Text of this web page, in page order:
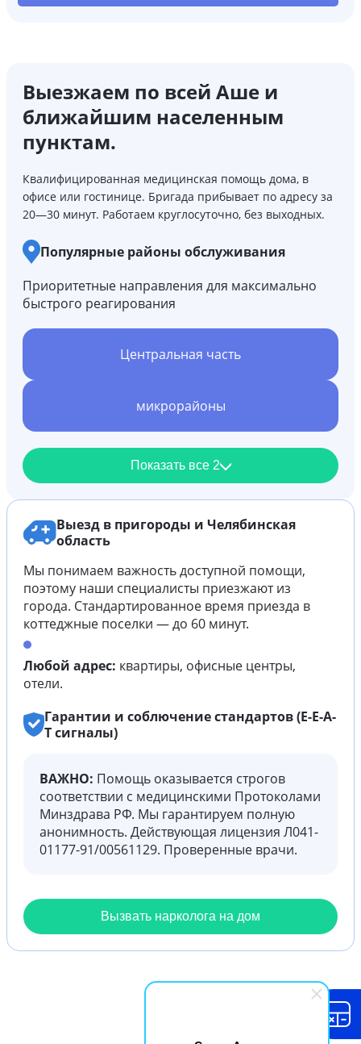
Выезжаем по всей Аше и
ближайшим населенным
пунктам.
Квалифицированная медицинская помощь дома, в
офисе или гостинице. Бригада прибывает по адресу за
20—30 минут. Работаем круглосуточно, без выходных.
Популярные районы обслуживания
Приоритетные направления для максимально
быстрого реагирования
Центральная часть
микрорайоны
Показать все 2
Выезд в пригороды и Челябинская
область
Мы понимаем важность доступной помощи,
поэтому наши специалисты приезжают из
города. Стандартированное время приезда в
коттеджные поселки — до 60 минут.
Любой адрес: квартиры, офисные центры,
отели.
Гарантии и соблючение стандартов (E-E-A-
T сигналы)
ВАЖНО: Помощь оказывается строгов
соответствии с медицинскими Протоколами
Минздрава РФ. Мы гарантируем полную
анонимность. Действующая лицензия Л041-
01177-91/00561129. Проверенные врачи.
Вызвать нарколога на дом